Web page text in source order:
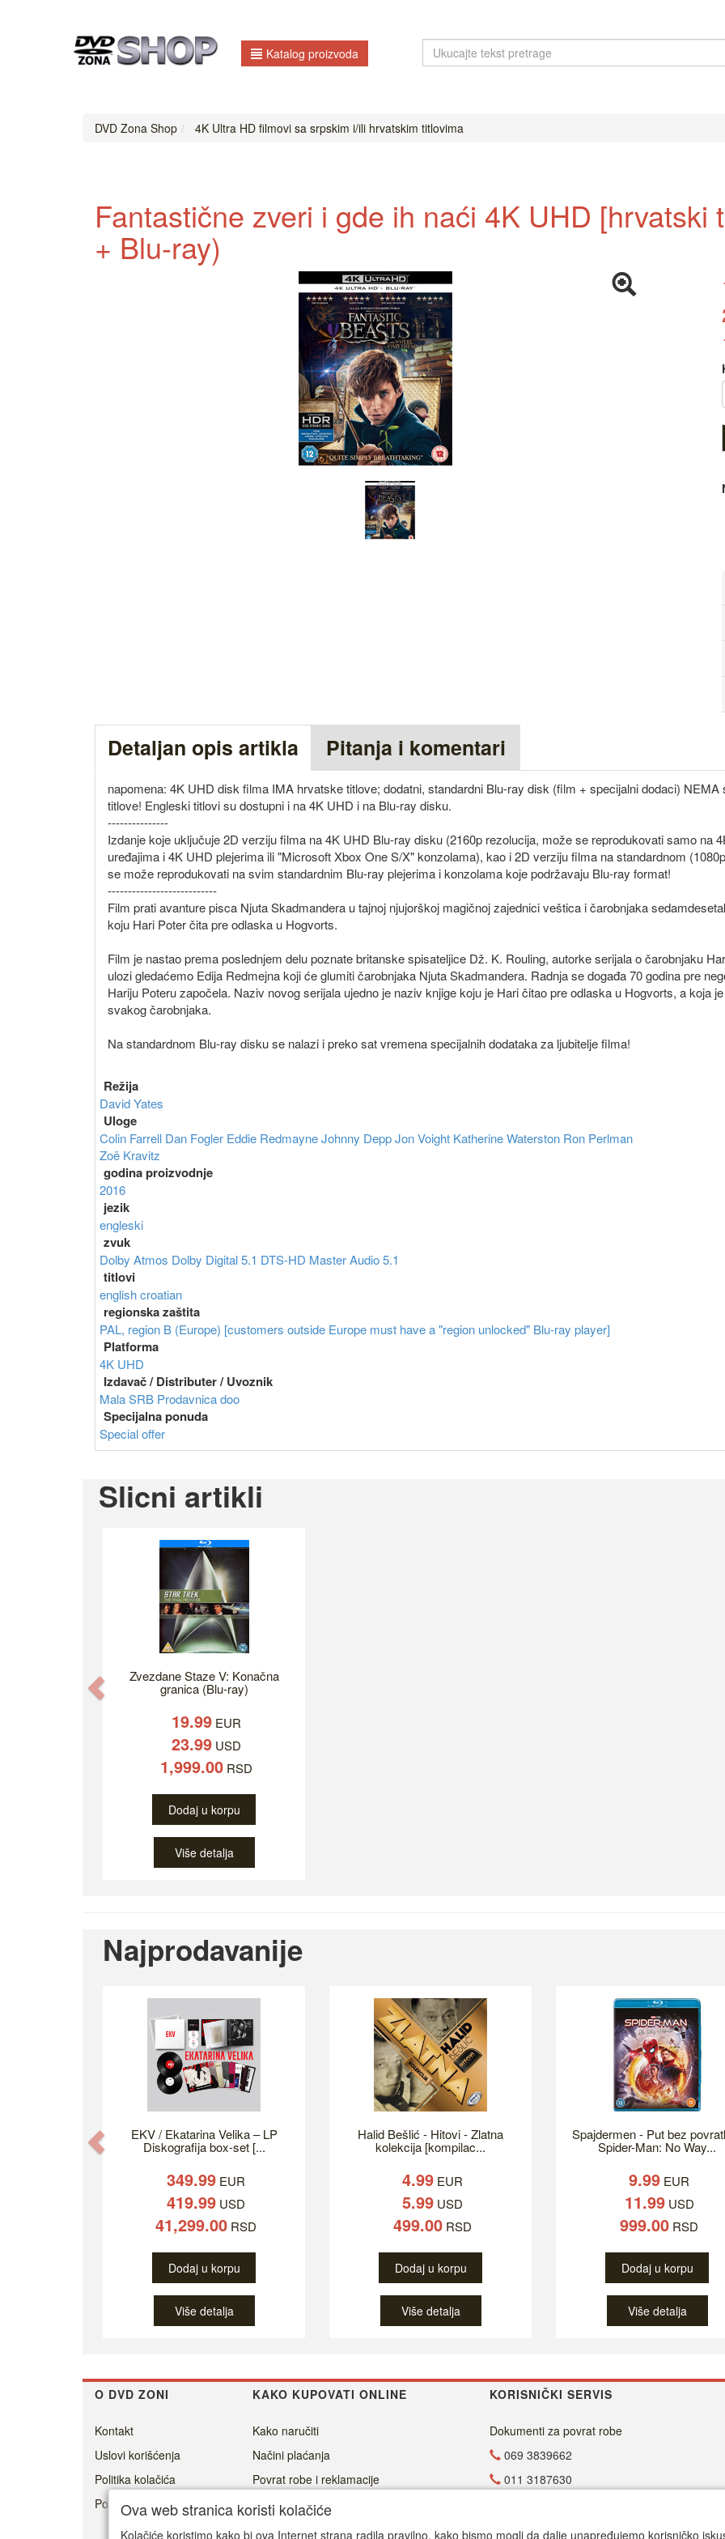
Katalog proizvoda
DVD Zona Shop 4K Ultra HD filmovi sa srpskim i/ili hrvatskim titlovima
Fantastične zveri i gde ih naći 4K UHD [hrvatski
+ Blu-ray)
Detaljan opis artikla Pitanja i komentari
napomena: 4K UHD disk filma IMA hrvatske titlove; dodatni, standardni Blu-ray disk (film + specijalni dodaci)
titlove! Engleski titlovi su dostupni i na 4K UHD i na Blu-ray disku.
---------------
Izdanje koje uključuje 2D verziju filma na 4K UHD Blu-ray disku (2160p rezolucija, može se reprodukovati samo na
uređajima i 4K UHD plejerima ili "Microsoft Xbox One S/X" konzolama), kao i 2D verziju filma na standardnom
se može reprodukovati na svim standardnim Blu-ray plejerima i konzolama koje podržavaju Blu-ray format!
---------------------------
Film prati avanture pisca Njuta Skadmandera u tajnoj njujorškoj magičnoj zajednici veštica i čarobnjaka
koju Hari Poter čita pre odlaska u Hogvorts.
Film je nastao prema poslednjem delu poznate britanske spisateljice Dž. K. Rouling, autorke serijala o čarobnjaku
ulozi gledaćemo Edija Redmejna koji će glumiti čarobnjaka Njuta Skadmandera. Radnja se događa 70 godina pre
Hariju Poteru započela. Naziv novog serijala ujedno je naziv knjige koju je Hari čitao pre odlaska u Hogvorts, a koja
svakog čarobnjaka.
Na standardnom Blu-ray disku se nalazi i preko sat vremena specijalnih dodataka za ljubitelje filma!
Režija
David Yates
Uloge
Colin Farrell Dan Fogler Eddie RedmayneJohnny DeppJon Voight Katherine Waterston Ron Perlman
Zoë Kravitz
godina proizvodnje
2016
jezik
engleski
zvuk
Dolby Atmos Dolby Digital 5.1 DTS-HD Master Audio 5.1
titlovi
englishcroatian
regionska zaštita
PAL, region B (Europe) [customers outside Europe must have a "region unlocked" Blu-ray player]
Platforma
4K UHD
Izdavač / Distributer / Uvoznik
Mala SRB Prodavnica doo
Specijalna ponuda
Special offer
Slicni artikli
Zvezdane Staze V: Konačna
granica (Blu-ray)
19.99EUR
23.99USD
1,999.00RSD
Dodaj u korpu
Više detalja
Previous
Najprodavanije
EKV / Ekatarina Velika – LP
Diskografija box-set [...
349.99 EUR
419.99 USD
41,299.00 RSD
Dodaj u korpu
Više detalja
Halid Bešlić - Hitovi - Zlatna
kolekcija [kompilac...
4.99 EUR
5.99 USD
499.00 RSD
Dodaj u korpu
Više detalja
Spajdermen - Put bez
Spider-Man: No Way...
9.99 EUR
11.99USD
999.00 RSD
Dodaj u korpu
Više detalja
Previous
O DVD ZONI KAKO KUPOVATI ONLINE KORISNIČKI SERVIS
Kontakt
Uslovi korišćenja
Politika kolačića
Politika privatnosti
Kako naručiti
Načini plaćanja
Povrat robe i reklamacije
Cenovnik dostave
Isporuka
Dokumenti za povrat robe
069 3839662
011 3187630
office@dvdzona.co.rs
Ova web stranica koristi kolačiće
Kolačiće koristimo kako bi ova Internet strana radila pravilno, kako bismo mogli da dalje unapređujemo korisničko